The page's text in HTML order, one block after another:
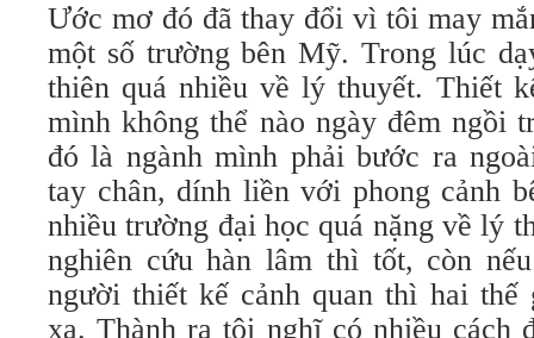
Ước mơ đó đã thay đổi vì tôi may
một số trường bên Mỹ. Trong lúc
thiên quá nhiều về lý thuyết. Thiết
mình không thể nào ngày đêm ngồi
đó là ngành mình phải bước ra
tay chân, dính liền với phong cảnh
nhiều trường đại học quá nặng về lý
nghiên cứu hàn lâm thì tốt, còn
người thiết kế cảnh quan thì hai thế
xa. Thành ra tôi nghĩ có nhiều cách